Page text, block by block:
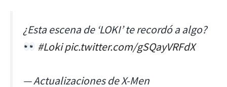
¿Esta escena de ‘LOKI’ te recordó a algo?
#Loki pic.twitter.com/gSQayVRFdX
— Actualizaciones de X-Men